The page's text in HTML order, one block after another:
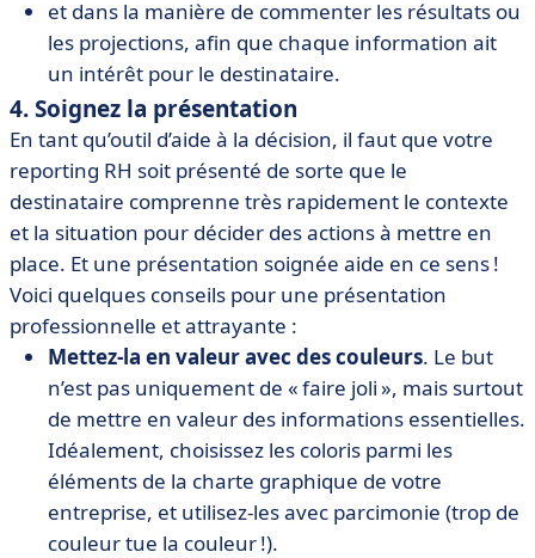
et dans la manière de commenter les résultats ou
les projections, afin que chaque information ait
un intérêt pour le destinataire.
4. Soignez la présentation
En tant qu’outil d’aide à la décision, il faut que votre
reporting RH soit présenté de sorte que le
destinataire comprenne très rapidement le contexte
et la situation pour décider des actions à mettre en
place. Et une présentation soignée aide en ce sens !
Voici quelques conseils pour une présentation
professionnelle et attrayante :
Mettez-la en valeur avec des couleurs. Le but
n’est pas uniquement de « faire joli », mais surtout
de mettre en valeur des informations essentielles.
Idéalement, choisissez les coloris parmi les
éléments de la charte graphique de votre
entreprise, et utilisez-les avec parcimonie (trop de
couleur tue la couleur !).